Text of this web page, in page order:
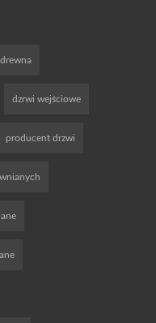
dzrwi wejściowe
producent drzwi